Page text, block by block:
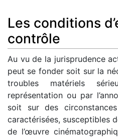
Les conditions
contrôle
Au vu de la jurisprudence
peut se fonder soit sur la
troubles matériels
représentation ou par
soit sur des
caractérisées, susceptibles
de l’œuvre